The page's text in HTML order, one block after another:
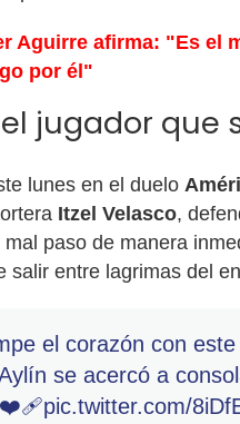
Aguirre afirma: "Es el
por él"
jugador que
lunes en el duelo
Itzel Velasco,
paso de manera
salir entre lagrimas del
el corazón con
Aylín se acercó a
pic.twitter.com/